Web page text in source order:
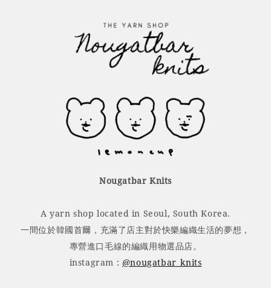
Nougatbar Knits
A yarn shop located in Seoul, South Korea.
一間位於韓國首爾，充滿了店主對於快樂編織生活的夢想，
專營進口毛線的編織用物選品店。
instagram : @nougatbar_knits